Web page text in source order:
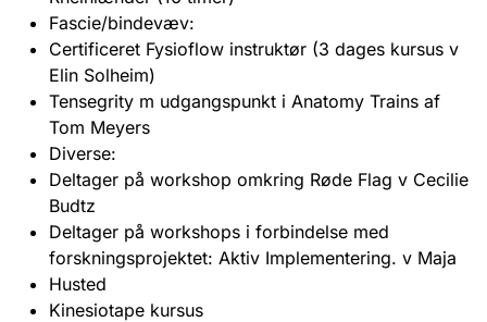
Fascie/bindevæv:
Certificeret Fysioflow instruktør (3 dages kursus v
Elin Solheim)
Tensegrity m udgangspunkt i Anatomy Trains af
Tom Meyers
Diverse:
Deltager på workshop omkring Røde Flag v Cecilie
Budtz
Deltager på workshops i forbindelse med
forskningsprojektet: Aktiv Implementering. v Maja
Husted
Kinesiotape kursus